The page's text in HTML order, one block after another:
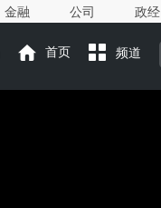
金融 公司 政经
首页 频道